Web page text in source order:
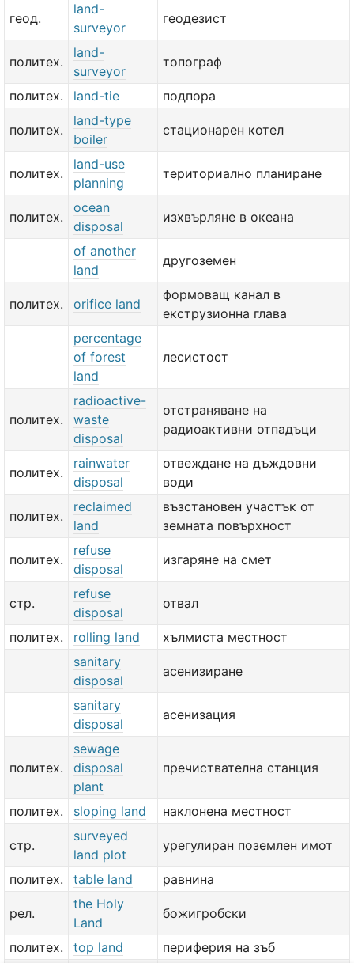
геод.
land-
surveyor
геодезист
политех.
land-
surveyor
топограф
политех. land-tie подпора
политех.
land-type
boiler
стационарен котел
политех.
land-use
planning
териториално планиране
политех.
ocean
disposal
изхвърляне в океана
of another
land
другоземен
политех. orifice land
формоващ канал в
екструзионна глава
percentage
of forest
land
лесистост
политех.
radioactive-
waste
disposal
отстраняване на
радиоактивни отпадъци
политех.
rainwater
disposal
отвеждане на дъждовни
води
политех.
reclaimed
land
възстановен участък от
земната повърхност
политех.
refuse
disposal
изгаряне на смет
стр.
refuse
disposal
отвал
политех. rolling land
хълмиста местност
sanitary
disposal
асенизиране
sanitary
disposal
асенизация
политех.
sewage
disposal
plant
пречиствателна станция
политех. sloping land наклонена местност
стр.
surveyed
land plot
урегулиран поземлен имот
политех. table land равнина
рел.
the Holy
Land
божигробски
политех. top land периферия на зъб